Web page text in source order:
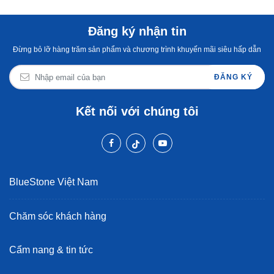
Đăng ký nhận tin
Đừng bỏ lỡ hàng trăm sản phẩm và chương trình khuyến mãi siêu hấp dẫn
ĐĂNG KÝ
Kết nối với chúng tôi
BlueStone Việt Nam
Chăm sóc khách hàng
Cẩm nang & tin tức